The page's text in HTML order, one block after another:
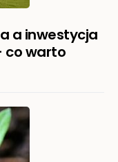
a inwestycja
co warto